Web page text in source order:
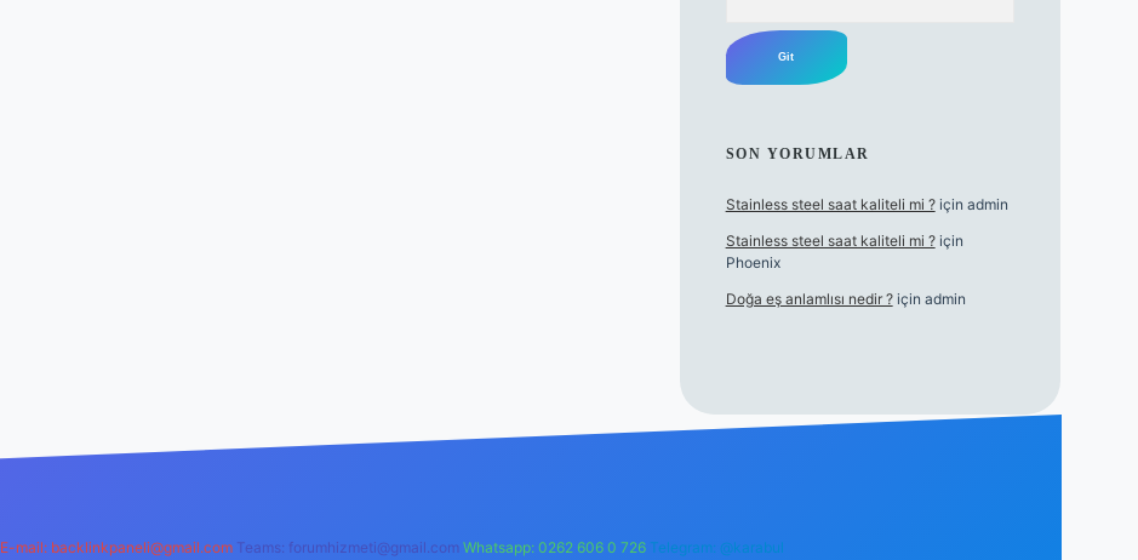
SON YORUMLAR
Stainless steel saat kaliteli mi ?için admin
Stainless steel saat kaliteli mi ?için
Phoenix
Doğa eş anlamlısı nedir ?için admin
E-mail: backlinkpaneli@gmail.com Teams: forumhizmeti@gmail.com Whatsapp: 0262 606 0 726 Telegram: @karabul